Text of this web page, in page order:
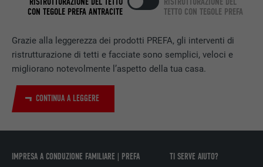
Grazie alla leggerezza dei prodotti PREFA, gli interventi di
ristrutturazione di tetti e facciate sono semplici, veloci e
migliorano notevolmente l’aspetto della tua casa.
CONTINUA A LEGGERE
CON TEGOLE PREFA ANTRACITE
TETTO CON TEGOLE PREFA
IMPRESA A CONDUZIONE FAMILIARE | PREFA TI SERVE AIUTO?
PROVIDER LinkedIn
DECORSO 2 anni
SCOPO
Utilizzato dal servizio di social network
LinkedIn per il tracking dell’utilizzo di